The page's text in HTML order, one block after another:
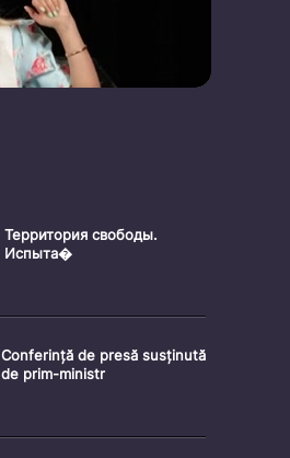
Территория свободы.
Испыта�
Conferință de presă susținută
de prim-ministr